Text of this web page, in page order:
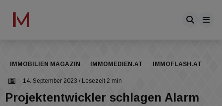
IMMOBILIEN MAGAZIN IMMOMEDIEN.AT IMMOFLASH.AT
14. September 2023 / Lesezeit 2 min
Projektentwickler schlagen Alarm